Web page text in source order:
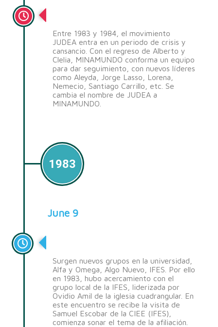
Entre 1983 y 1984, el movimiento
JUDEA entra en un periodo de crisis y
cansancio. Con el regreso de Alberto y
Clelia, MINAMUNDO conforma un equipo
para dar seguimiento, con nuevos líderes
como Aleyda, Jorge Lasso, Lorena,
Nemecio, Santiago Carrillo, etc. Se
cambia el nombre de JUDEA a
MINAMUNDO.
1983
June 9
Surgen nuevos grupos en la universidad,
Alfa y Omega, Algo Nuevo, IFES. Por ello
en 1983, hubo acercamiento con el
grupo local de la IFES, liderizada por
Ovidio Amil de la iglesia cuadrangular. En
este encuentro se recibe la visita de
Samuel Escobar de la CIEE (IFES),
comienza sonar el tema de la afiliación.